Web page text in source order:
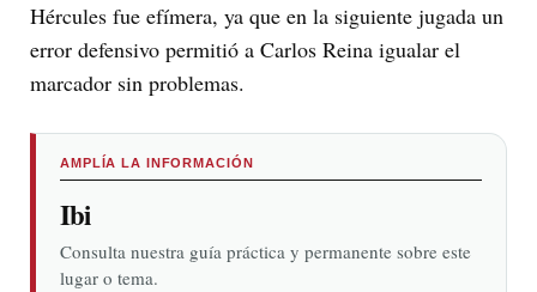
Hércules fue efímera, ya que en la siguiente jugada un
error defensivo permitió a Carlos Reina igualar el
marcador sin problemas.
AMPLÍA LA INFORMACIÓN
Ibi
Consulta nuestra guía práctica y permanente sobre este
lugar o tema.